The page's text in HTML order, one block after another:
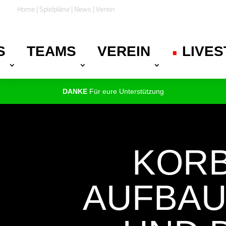
Home | Spielpläne | News | Verein
TEAMS VEREIN •
DANKEFür eure Unterstützung